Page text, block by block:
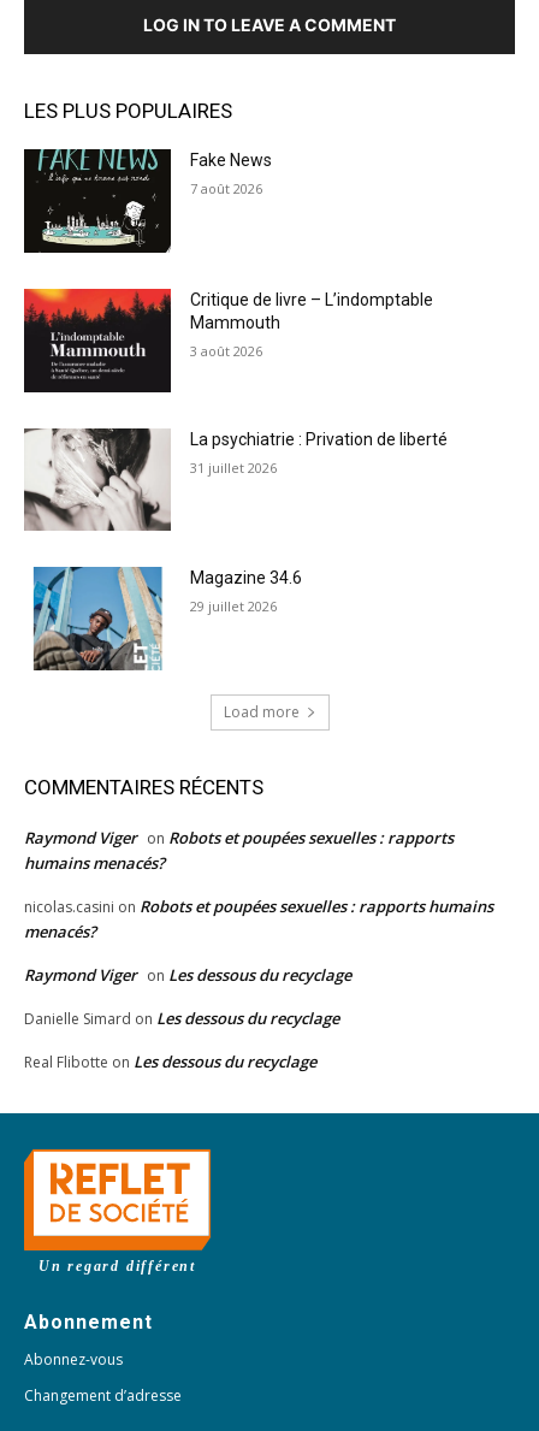
LOG IN TO LEAVE A COMMENT
LES PLUS POPULAIRES
Fake News
7 août 2026
Critique de livre – L’indomptable
Mammouth
3 août 2026
La psychiatrie : Privation de liberté
31 juillet 2026
Magazine 34.6
29 juillet 2026
Load more
COMMENTAIRES RÉCENTS
Raymond Viger on Robots et poupées sexuelles : rapports
humains menacés?
nicolas.casini on Robots et poupées sexuelles : rapports humains
menacés?
Raymond Viger on Les dessous du recyclage
Danielle Simard on Les dessous du recyclage
Real Flibotte on Les dessous du recyclage
Un regard différent
Abonnement
Abonnez-vous
Changement d’adresse